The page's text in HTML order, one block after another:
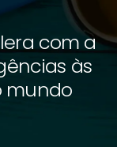
com a
às
mundo